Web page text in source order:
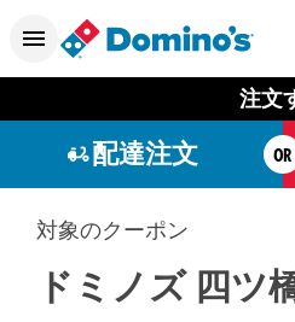
注文
配達注文 OR
対象のクーポン
ドミノズ 四ツ